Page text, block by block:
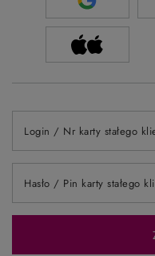
Login / Nr karty stałego
Hasło / Pin karty stałego